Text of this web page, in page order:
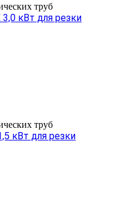
труб
кВт для резки
труб
кВт для резки